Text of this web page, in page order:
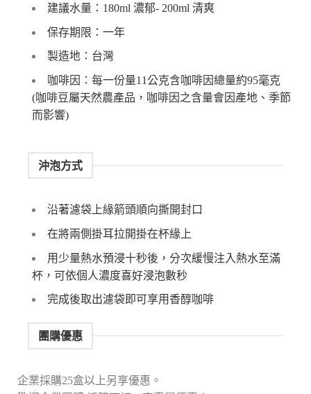
建議水量：180ml 濃郁- 200ml 清爽
保存期限：一年
製造地：台灣
咖啡因：每一份量11公克含咖啡因總量約95毫克
(咖啡豆屬天然農產品，咖啡因之含量會因產地、季節
而影響)
沖泡方式
沿著濾袋上緣箭頭順向撕開封口
在將兩側掛耳拉開掛在杯緣上
用少量熱水預浸十秒後，分次緩慢注入熱水至滿
杯，可依個人濃度喜好浸泡數秒
完成後取出濾袋即可享用香醇咖啡
團購優惠
企業採購25盒以上另享優惠。